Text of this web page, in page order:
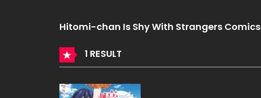
Hitomi-chan Is Shy With Strangers Comics
1 RESULT